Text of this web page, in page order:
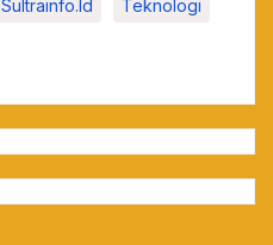
Sultrainfo.id Teknologi